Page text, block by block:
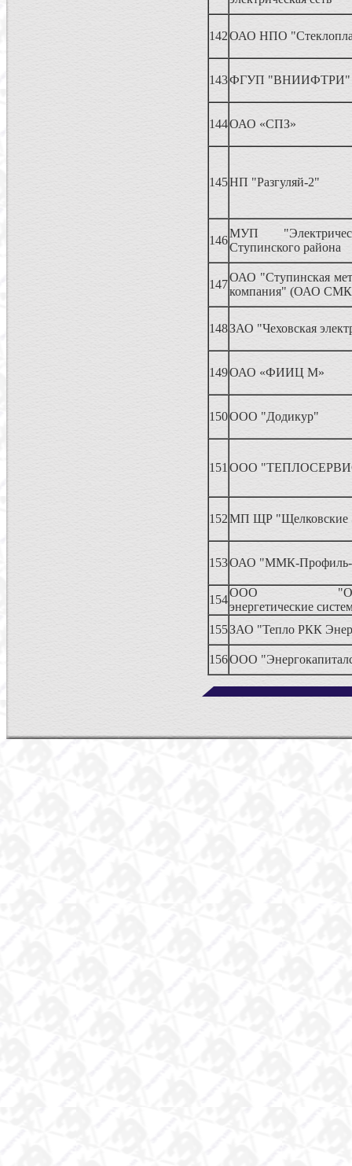
142ОАО НПО
143ФГУП "ВНИИФТРИ"
144ОАО «СПЗ»
145НП "Разгуляй-2"
146
МУП
Ступинского района
147
ОАО "Ступинская
компания" (ОАО
148ЗАО "Чеховская
149ОАО «ФИИЦ М»
150ООО "Додикур"
151 ООО
152МП ЩР "Щелковские
153ОАО "ММК-Профиль-
154
ООО
энергетические
155ЗАО "Тепло РКК
156ООО